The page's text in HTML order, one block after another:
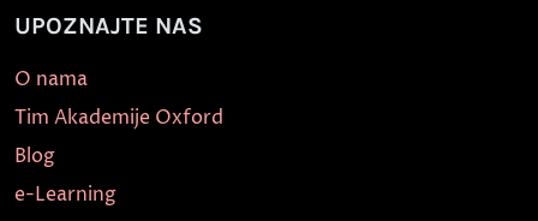
UPOZNAJTE NAS
O nama
Tim Akademije Oxford
Blog
e-Learning